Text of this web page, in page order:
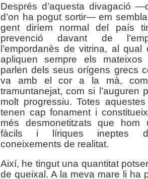
Després d’aquesta divagació
d’on ha pogut sortir— em
gent diríem normal del país
prevenció davant de
l’empordanès de vitrina, al
apliquen sempre els
parlen dels seus orígens grecs
va amb el cor a la mà,
tramuntanejat, com si l’auguren
molt progressiu. Totes
tenen cap fonament i
més desmonetitzats que hom
fàcils i líriques ineptes
coneixements de realitat.
Així, he tingut una quantitat
de queixal. A la meva mare li ha